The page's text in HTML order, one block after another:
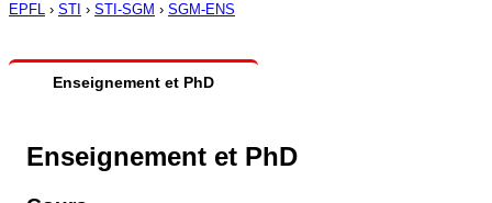
EPFL › STI › STI-SGM › SGM-ENS
Enseignement et PhD
Enseignement et PhD